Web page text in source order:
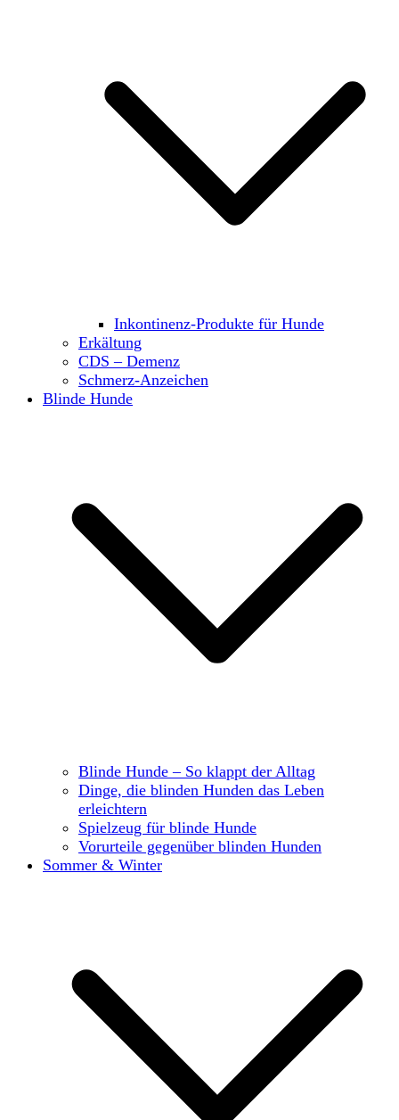
Inkontinenz-Produkte für Hunde
Erkältung
CDS – Demenz
Schmerz-Anzeichen
Blinde Hunde
Blinde Hunde – So klappt der Alltag
Dinge, die blinden Hunden das Leben
erleichtern
Spielzeug für blinde Hunde
Vorurteile gegenüber blinden Hunden
Sommer & Winter